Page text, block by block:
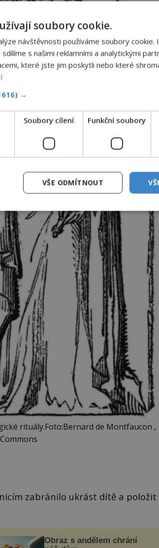
rituály.Foto:Bernard de Montfaucon ,
zabránilo ukrást dítě a položit
Obraz s andělem chrání
soubory cookie.
návštěvnosti používáme soubory cookie.
s našimi reklamními a analytickými
které jste jim poskytli nebo které
→
Soubory cílení Funkční soubory
VŠE ODMÍTNOUT